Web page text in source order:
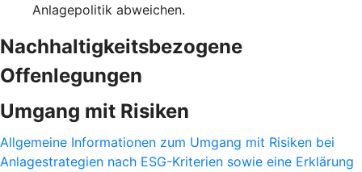
Anlagepolitik abweichen.
Nachhaltigkeitsbezogene
Offenlegungen
Umgang mit Risiken
Allgemeine Informationen zum Umgang mit Risiken bei
Anlagestrategien nach ESG-Kriterien sowie eine Erklärung